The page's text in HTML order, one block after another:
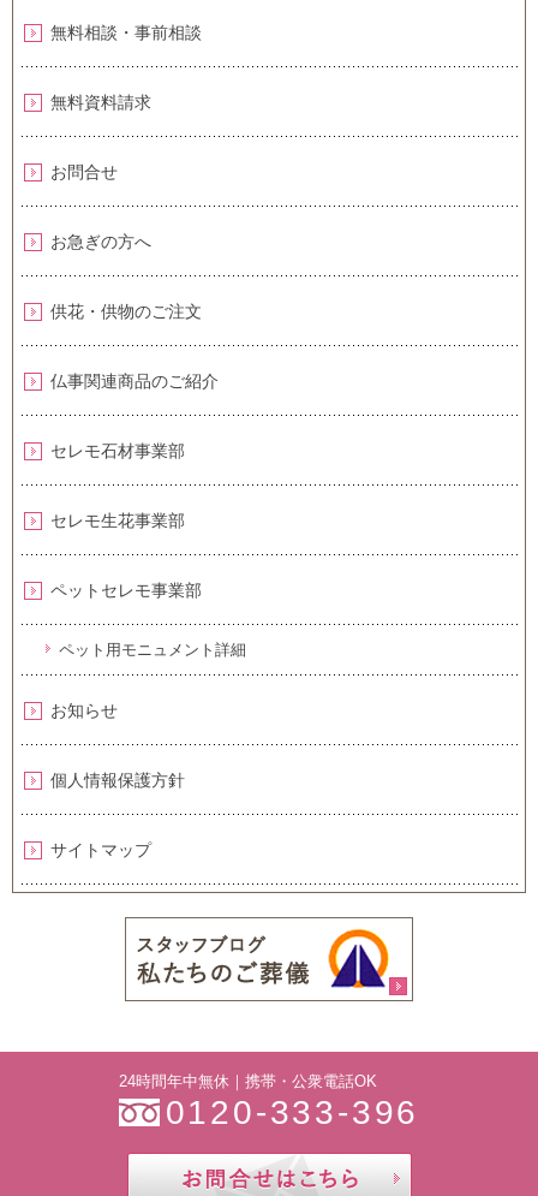
無料相談・事前相談
無料資料請求
お問合せ
お急ぎの方へ
供花・供物のご注文
仏事関連商品のご紹介
セレモ石材事業部
セレモ生花事業部
ペットセレモ事業部
ペット用モニュメント詳細
お知らせ
個人情報保護方針
サイトマップ
24時間年中無休｜携帯・公衆電話OK
0120-333-396